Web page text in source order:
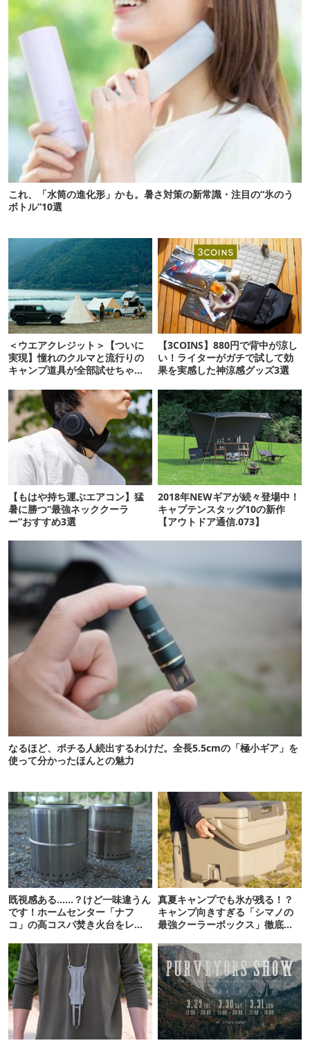
これ、「水筒の進化形」かも。暑さ対策の新常識・注目の“氷のう
ボトル”10選
＜ウエアクレジット＞【ついに
実現】憧れのクルマと流行りの
キャンプ道具が全部試せちゃ
【3COINS】880円で背中が涼し
い！ライターがガチで試して効
果を実感した神涼感グッズ3選
【もはや持ち運ぶエアコン】猛
暑に勝つ“最強ネッククーラ
ー”おすすめ3選
2018年NEWギアが続々登場中！
キャプテンスタッグ10の新作
【アウトドア通信.073】
なるほど、ポチる人続出するわけだ。全長5.5cmの「極小ギア」を
使って分かったほんとの魅力
既視感ある……？けど一味違うん
です！ホームセンター「ナフ
コ」の高コスパ焚き火台をレビ
真夏キャンプでも氷が残る！？
キャンプ向きすぎる「シマノの
最強クーラーボックス」徹底解